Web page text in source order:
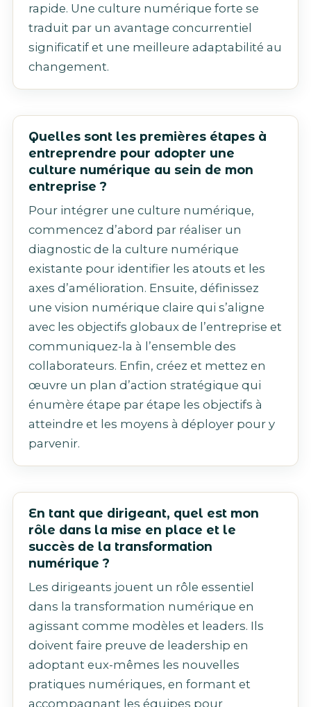
rapide. Une culture numérique forte se
traduit par un avantage concurrentiel
significatif et une meilleure adaptabilité au
changement.
Quelles sont les premières étapes à
entreprendre pour adopter une
culture numérique au sein de mon
entreprise ?
Pour intégrer une culture numérique,
commencez d’abord par réaliser un
diagnostic de la culture numérique
existante pour identifier les atouts et les
axes d’amélioration. Ensuite, définissez
une vision numérique claire qui s’aligne
avec les objectifs globaux de l’entreprise et
communiquez-la à l’ensemble des
collaborateurs. Enfin, créez et mettez en
œuvre un plan d’action stratégique qui
énumère étape par étape les objectifs à
atteindre et les moyens à déployer pour y
parvenir.
En tant que dirigeant, quel est mon
rôle dans la mise en place et le
succès de la transformation
numérique ?
Les dirigeants jouent un rôle essentiel
dans la transformation numérique en
agissant comme modèles et leaders. Ils
doivent faire preuve de leadership en
adoptant eux-mêmes les nouvelles
pratiques numériques, en formant et
accompagnant les équipes pour